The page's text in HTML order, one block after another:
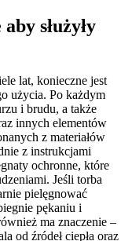
służyły
lat, konieczne jest
użycia. Po każdym
i brudu, a także
innych elementów
z materiałów
z instrukcjami
ochronne, które
Jeśli torba
pielęgnować
pękaniu i
ma znaczenie –
od źródeł ciepła oraz